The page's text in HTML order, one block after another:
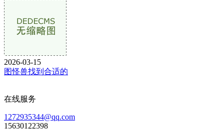
2026-03-15
图怪兽找到合适的
在线服务
1272935344@qq.com
15630122398